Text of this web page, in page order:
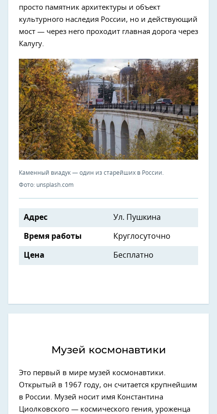
просто памятник архитектуры и объект
культурного наследия России, но и действующий
мост — через него проходит главная дорога через
Калугу.
Каменный виадук — один из старейших в России.
Фото: unsplash.com
Адрес Ул. Пушкина
Время работы Круглосуточно
Цена Бесплатно
Музей космонавтики
Это первый в мире музей космонавтики.
Открытый в 1967 году, он считается крупнейшим
в России. Музей носит имя Константина
Циолковского — космического гения, уроженца